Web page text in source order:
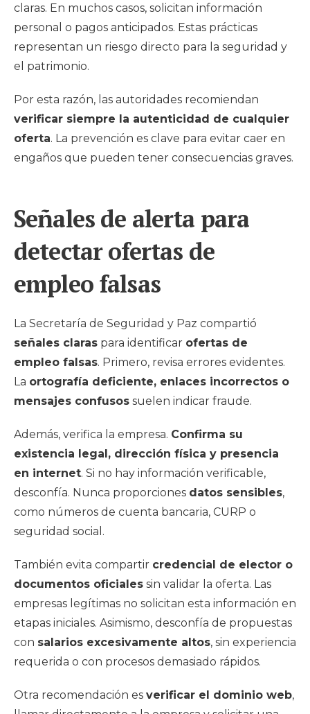
claras. En muchos casos, solicitan información
personal o pagos anticipados. Estas prácticas
representan un riesgo directo para la seguridad y
el patrimonio.
Por esta razón, las autoridades recomiendan
verificar siempre la autenticidad de cualquier
oferta. La prevención es clave para evitar caer en
engaños que pueden tener consecuencias graves.
Señales de alerta para
detectar ofertas de
empleo falsas
La Secretaría de Seguridad y Paz compartió
señales claras para identificar ofertas de
empleo falsas. Primero, revisa errores evidentes.
La ortografía deficiente, enlaces incorrectos o
mensajes confusos suelen indicar fraude.
Además, verifica la empresa. Confirma su
existencia legal, dirección física y presencia
en internet. Si no hay información verificable,
desconfía. Nunca proporciones datos sensibles,
como números de cuenta bancaria, CURP o
seguridad social.
También evita compartir credencial de elector o
documentos oficiales sin validar la oferta. Las
empresas legítimas no solicitan esta información en
etapas iniciales. Asimismo, desconfía de propuestas
con salarios excesivamente altos, sin experiencia
requerida o con procesos demasiado rápidos.
Otra recomendación es verificar el dominio web,